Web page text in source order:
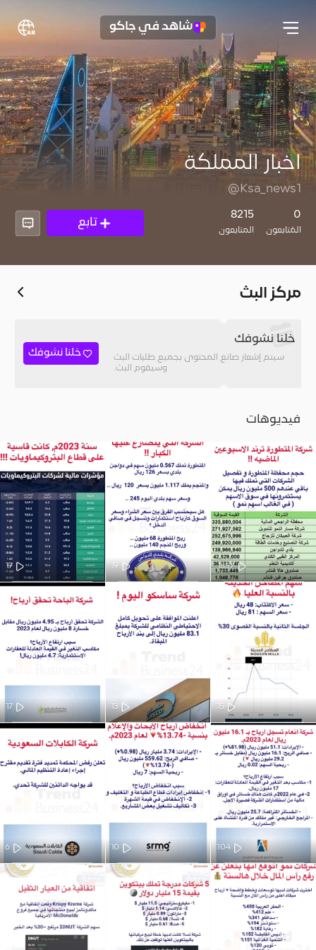
شاهد في جاكو
اخبار المملكة
@Ksa_news1
0
المُتابعون
8215
المتابعون
تابع
مركز البث
خلنا نشوفك
سيتم إشعار صانع المحتوى بجميع طلبات البث
وسيقوم البث.
خلنا نشوفك
فيديوهات
1857
19
17
15
13
17
104
10
6